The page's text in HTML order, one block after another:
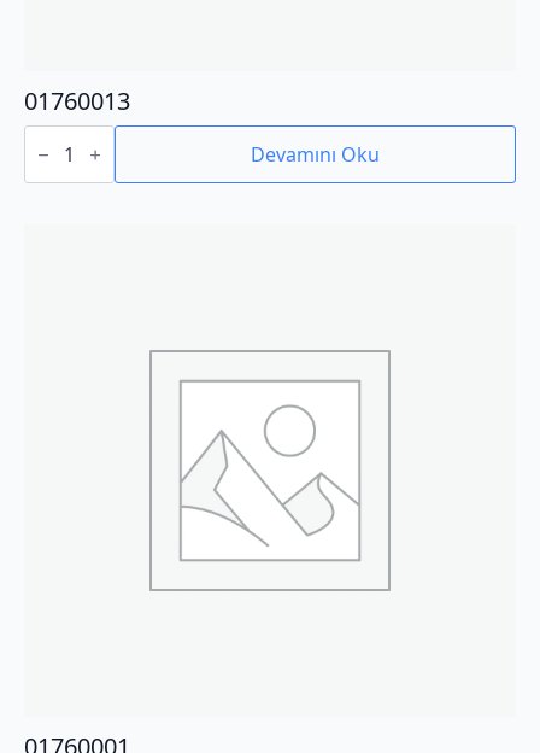
01760013
01760013
adet Devamını Oku
01760001